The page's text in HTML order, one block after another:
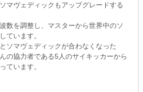
マヴェディックもアップグレードする
数を調整し、マスターから世界中のソ
ています。
ソマヴェディックが合わなくなった
の協力者である5人のサイキッカーから
ています。